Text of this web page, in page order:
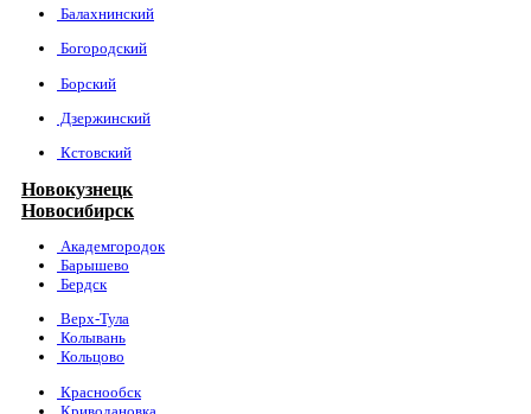
Балахнинский
Богородский
Борский
Дзержинский
Кстовский
Новокузнецк
Новосибирск
Академгородок
Барышево
Бердск
Верх-Тула
Колывань
Кольцово
Краснообск